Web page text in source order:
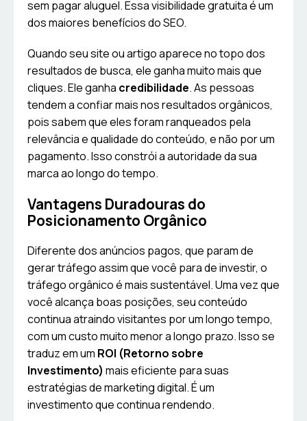
sem pagar aluguel. Essa visibilidade gratuita é um
dos maiores benefícios do SEO.
Quando seu site ou artigo aparece no topo dos
resultados de busca, ele ganha muito mais que
cliques. Ele ganha credibilidade. As pessoas
tendem a confiar mais nos resultados orgânicos,
pois sabem que eles foram ranqueados pela
relevância e qualidade do conteúdo, e não por um
pagamento. Isso constrói a autoridade da sua
marca ao longo do tempo.
Vantagens Duradouras do
Posicionamento Orgânico
Diferente dos anúncios pagos, que param de
gerar tráfego assim que você para de investir, o
tráfego orgânico é mais sustentável. Uma vez que
você alcança boas posições, seu conteúdo
continua atraindo visitantes por um longo tempo,
com um custo muito menor a longo prazo. Isso se
traduz em um ROI (Retorno sobre
Investimento) mais eficiente para suas
estratégias de marketing digital. É um
investimento que continua rendendo.